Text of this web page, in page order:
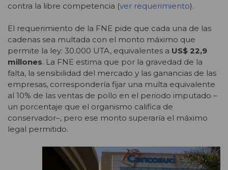
contra la libre competencia (ver requerimiento).
El requerimiento de la FNE pide que cada una de las
cadenas sea multada con el monto máximo que
permite la ley: 30.000 UTA, equivalentes a US$ 22,9
millones. La FNE estima que por la gravedad de la
falta, la sensibilidad del mercado y las ganancias de las
empresas, correspondería fijar una multa equivalente
al 10% de las ventas de pollo en el periodo imputado –
un porcentaje que el organismo califica de
conservador–, pero ese monto superaría el máximo
legal permitido.